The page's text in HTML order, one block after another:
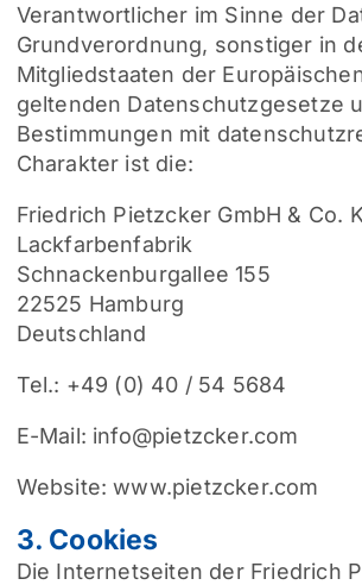
Verantwortlicher im Sinne der
Grundverordnung, sonstiger in
Mitgliedstaaten der
geltenden Datenschutzgesetze
Bestimmungen mit
Charakter ist die:
Friedrich Pietzcker GmbH & Co.
Lackfarbenfabrik
Schnackenburgallee 155
22525 Hamburg
Deutschland
Tel.: +49 (0) 40 / 54 5684
E-Mail: info@pietzcker.com
Website: www.pietzcker.com
3. Cookies
Die Internetseiten der Friedrich